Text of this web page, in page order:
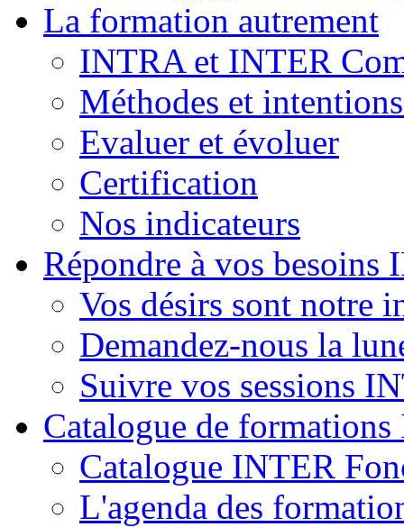
La formation autrement
INTRA et INTER
Méthodes et
Evaluer et évoluer
Certification
Nos indicateurs
Répondre à vos besoins
Vos désirs sont notre
Demandez-nous la
Suivre vos sessions
Catalogue de
Catalogue INTER
L'agenda des